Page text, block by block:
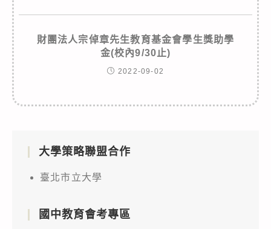
財團法人宗倬章先生教育基金會學生獎助學
金(校內9/30止)
2022-09-02
大學策略聯盟合作
臺北市立大學
國中教育會考專區